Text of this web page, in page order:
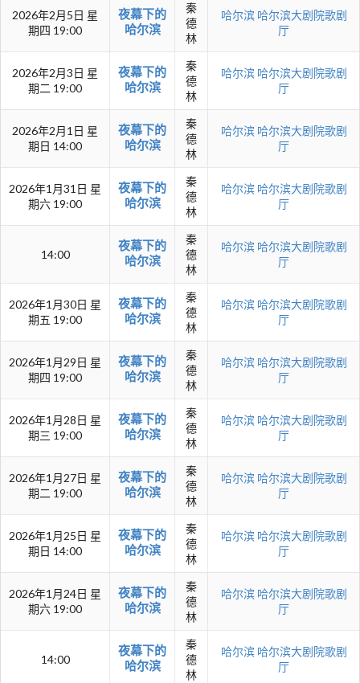
2026年2月5日 星
期四 19:00
夜幕下的
哈尔滨
秦
德
林
哈尔滨 哈尔滨大剧院歌剧
厅
2026年2月3日 星
期二 19:00
夜幕下的
哈尔滨
秦
德
林
哈尔滨 哈尔滨大剧院歌剧
厅
2026年2月1日 星
期日 14:00
夜幕下的
哈尔滨
秦
德
林
哈尔滨 哈尔滨大剧院歌剧
厅
2026年1月31日 星
期六 19:00
夜幕下的
哈尔滨
秦
德
林
哈尔滨 哈尔滨大剧院歌剧
厅
14:00
夜幕下的
哈尔滨
秦
德
林
哈尔滨 哈尔滨大剧院歌剧
厅
2026年1月30日 星
期五 19:00
夜幕下的
哈尔滨
秦
德
林
哈尔滨 哈尔滨大剧院歌剧
厅
2026年1月29日 星
期四 19:00
夜幕下的
哈尔滨
秦
德
林
哈尔滨 哈尔滨大剧院歌剧
厅
2026年1月28日 星
期三 19:00
夜幕下的
哈尔滨
秦
德
林
哈尔滨 哈尔滨大剧院歌剧
厅
2026年1月27日 星
期二 19:00
夜幕下的
哈尔滨
秦
德
林
哈尔滨 哈尔滨大剧院歌剧
厅
2026年1月25日 星
期日 14:00
夜幕下的
哈尔滨
秦
德
林
哈尔滨 哈尔滨大剧院歌剧
厅
2026年1月24日 星
期六 19:00
夜幕下的
哈尔滨
秦
德
林
哈尔滨 哈尔滨大剧院歌剧
厅
14:00
夜幕下的
哈尔滨
秦
德
林
哈尔滨 哈尔滨大剧院歌剧
厅